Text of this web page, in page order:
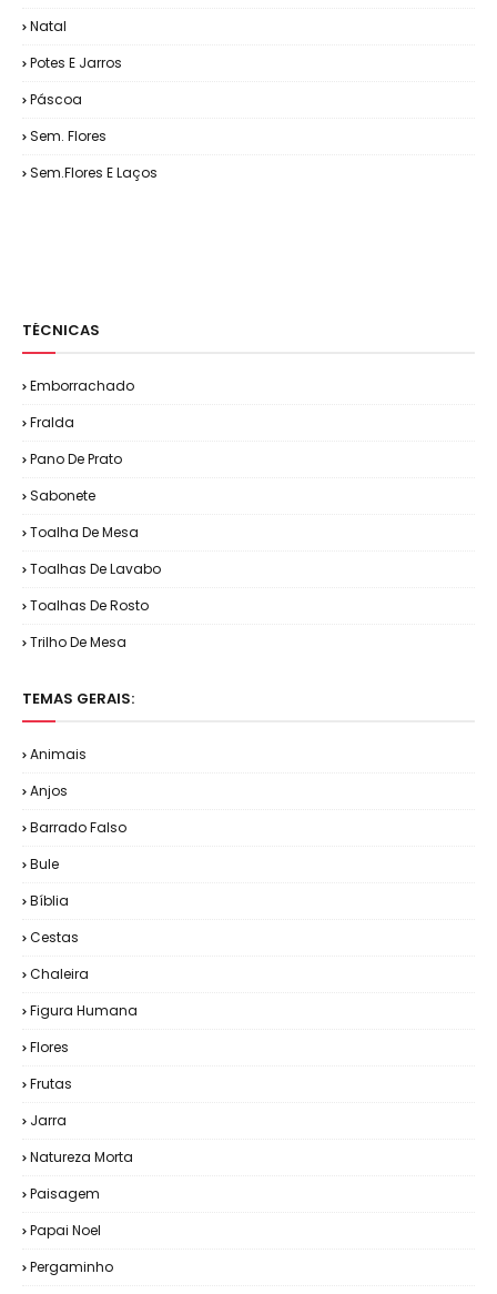
Natal
Potes E Jarros
Páscoa
Sem. Flores
Sem.Flores E Laços
TÉCNICAS
Emborrachado
Fralda
Pano De Prato
Sabonete
Toalha De Mesa
Toalhas De Lavabo
Toalhas De Rosto
Trilho De Mesa
TEMAS GERAIS:
Animais
Anjos
Barrado Falso
Bule
Bíblia
Cestas
Chaleira
Figura Humana
Flores
Frutas
Jarra
Natureza Morta
Paisagem
Papai Noel
Pergaminho